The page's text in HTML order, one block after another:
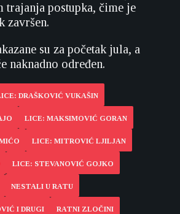
trajanja postupka, čime je
završen.
su za početak jula, a
naknadno određen.
DRAŠKOVIĆ VUKAŠIN
LICE: MAKSIMOVIĆ GORAN
LICE: MITROVIĆ LJILJAN
LICE: STEVANOVIĆ GOJKO
NESTALI U RATU
I DRUGI RATNI ZLOČINI